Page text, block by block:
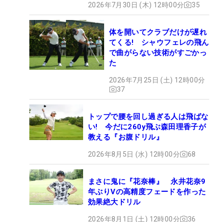
2026年7月30日 (木) 12時00分 35
体を開いてクラブだけが遅れ
てくる! シャウフェレの飛ん
で曲がらない技術がすごかっ
た
2026年7月25日 (土) 12時00分
37
トップで腰を回し過ぎる人は飛ばな
い! 今だに260y飛ぶ森田理香子が
教える『お腹ドリル』
2026年8月5日 (水) 12時00分 68
まさに鬼に『花奈棒』 永井花奈9
年ぶりVの高精度フェードを作った
効果絶大ドリル
2026年8月1日 (土) 12時00分 36